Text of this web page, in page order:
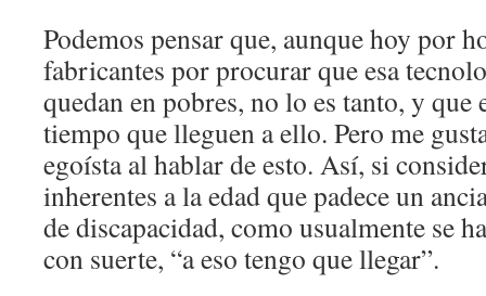
Podemos pensar que, aunque hoy por
fabricantes por procurar que esa
quedan en pobres, no lo es tanto, y que
tiempo que lleguen a ello. Pero me
egoísta al hablar de esto. Así, si
inherentes a la edad que padece un
de discapacidad, como usualmente se
con suerte, “a eso tengo que llegar”.